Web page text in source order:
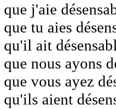
que j'aie
que tu aies
qu'il ait
que nous ayons
que vous ayez
qu'ils aient